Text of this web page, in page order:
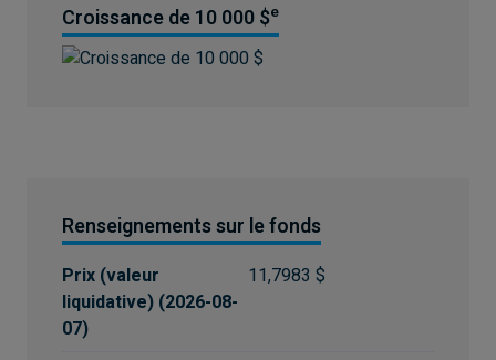
Croissance de 10 000 $e
Renseignements sur le fonds
Prix (valeur
liquidative) (2026-08-
07)
11,7983 $